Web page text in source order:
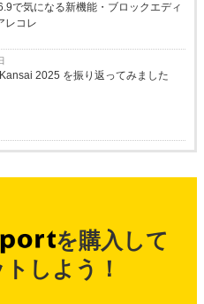
で気になる新機能・ブロックエディ
レコレ
2025 を振り返ってみました
を購入して
しよう！